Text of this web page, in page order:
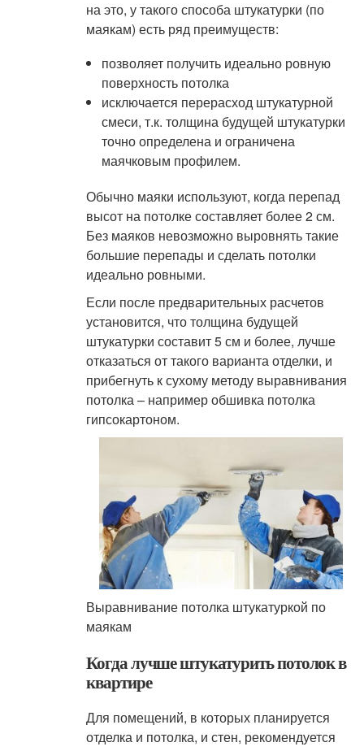
на это, у такого способа штукатурки (по
маякам) есть ряд преимуществ:
позволяет получить идеально ровную
поверхность потолка
исключается перерасход штукатурной
смеси, т.к. толщина будущей штукатурки
точно определена и ограничена
маячковым профилем.
Обычно маяки используют, когда перепад
высот на потолке составляет более 2 см.
Без маяков невозможно выровнять такие
большие перепады и сделать потолки
идеально ровными.
Если после предварительных расчетов
установится, что толщина будущей
штукатурки составит 5 см и более, лучше
отказаться от такого варианта отделки, и
прибегнуть к сухому методу выравнивания
потолка – например обшивка потолка
гипсокартоном.
Выравнивание потолка штукатуркой по
маякам
Когда лучше штукатурить потолок в
квартире
Для помещений, в которых планируется
отделка и потолка, и стен, рекомендуется